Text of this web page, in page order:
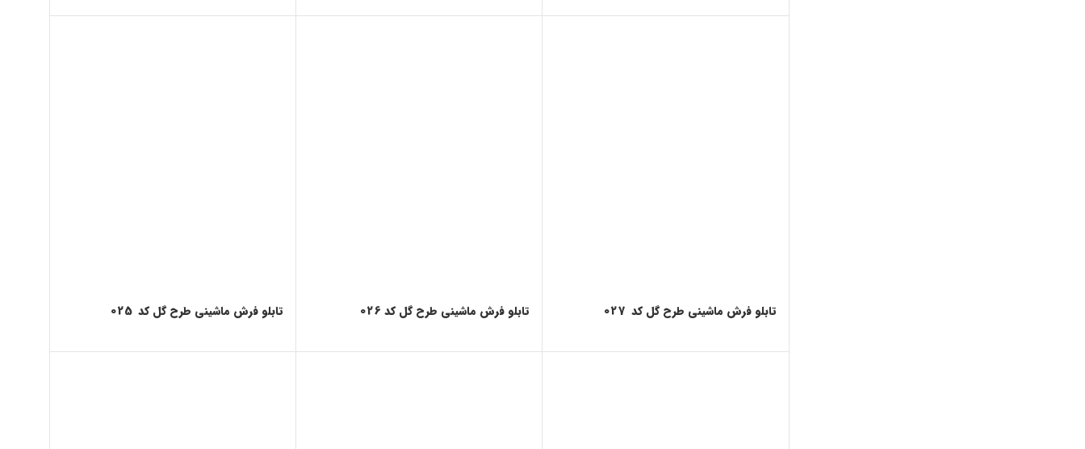
تابلو فرش ماشینی طرح گل کد 027 تابلو فرش ماشینی طرح گل کد 026 تابلو فرش ماشینی طرح گل کد 025